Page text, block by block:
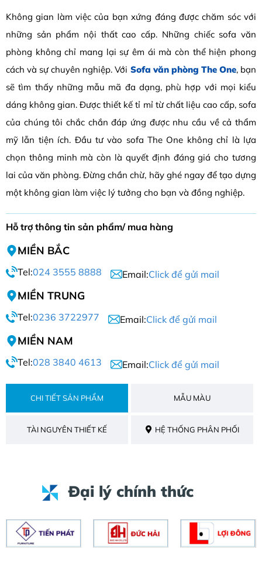
Không gian làm việc của bạn xứng đáng được chăm sóc với
những sản phẩm nội thất cao cấp. Những chiếc sofa văn
phòng không chỉ mang lại sự êm ái mà còn thể hiện phong
cách và sự chuyên nghiệp. Với Sofa văn phòng The One, bạn
sẽ tìm thấy những mẫu mã đa dạng, phù hợp với mọi kiểu
dáng không gian. Được thiết kế tỉ mỉ từ chất liệu cao cấp, sofa
của chúng tôi chắc chắn đáp ứng được nhu cầu về cả thẩm
mỹ lẫn tiện ích. Đầu tư vào sofa The One không chỉ là lựa
chọn thông minh mà còn là quyết định đáng giá cho tương
lai của văn phòng. Đừng chần chừ, hãy ghé ngay để tạo dựng
một không gian làm việc lý tưởng cho bạn và đồng nghiệp.
Hỗ trợ thông tin sản phẩm/ mua hàng
MIỀN BẮC
Tel:024 3555 8888 Email:Click để gửi mail
MIỀN TRUNG
Tel:0236 3722977 Email:Click để gửi mail
MIỀN NAM
Tel:028 3840 4613 Email:Click để gửi mail
CHI TIẾT SẢN PHẨM MẪU MÀU
TÀI NGUYÊN THIẾT KẾ HỆ THỐNG PHÂN PHỐI
Đại lý chính thức